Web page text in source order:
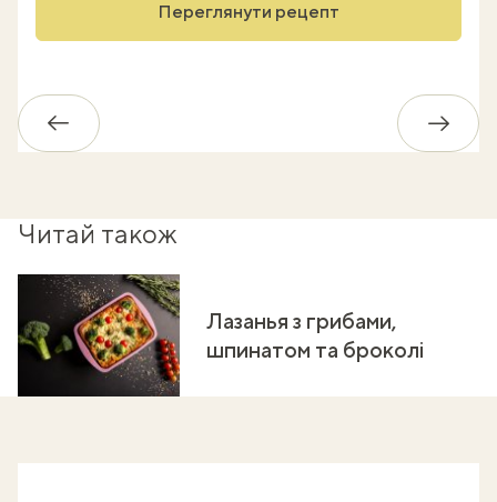
Переглянути рецепт
Назад
Читай також
Лазанья з грибами,
шпинатом та броколі